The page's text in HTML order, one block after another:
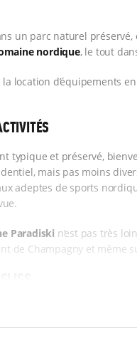
un parc naturel
nordique, le tout
location d’équipements
typique et préservé,
mais pas moins
adeptes de sports
Paradiski n’est pas très
de Champagny et même